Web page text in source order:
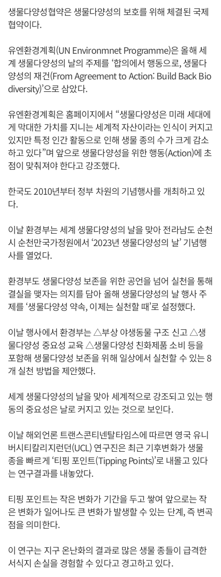
생물다양성협약은 생물다양성의 보호를 위해 체결된 국제
협약이다.
유엔환경계획(UN Environmnet Programme)은 올해 세
계 생물다양성의 날의 주제를 ‘합의에서 행동으로, 생물다
양성의 재건(From Agreement to Action: Build Back Bio
diversity)’으로 삼았다.
유엔환경계획은 홈페이지에서 “생물다양성은 미래 세대에
게 막대한 가치를 지니는 세계적 자산이라는 인식이 커지고
있지만 특정 인간 활동으로 인해 생물 종의 수가 크게 감소
하고 있다”며 앞으로 생물다양성을 위한 행동(Action)에 초
점이 맞춰져야 한다고 강조했다.
한국도 2010년부터 정부 차원의 기념행사를 개최하고 있
다.
이날 환경부는 세계 생물다양성의 날을 맞아 전라남도 순천
시 순천만국가정원에서 ‘2023년 생물다양성의 날’ 기념행
사를 열었다.
환경부도 생물다양성 보존을 위한 공언을 넘어 실천을 통해
결실을 맺자는 의지를 담아 올해 생물다양성의 날 행사 주
제를 ‘생물다양성 약속, 이제는 실천할 때’로 설정했다.
이날 행사에서 환경부는 △부상 야생동물 구조 신고 △생
물다양성 중요성 교육 △생물다양성 친화제품 소비 등을
포함해 생물다양성 보존을 위해 일상에서 실천할 수 있는 8
개 실천 방법을 제안했다.
세계 생물다양성의 날을 맞아 세계적으로 강조되고 있는 행
동의 중요성은 날로 커지고 있는 것으로 보인다.
이날 해외언론 트랜스콘티넨탈타임스에 따르면 영국 유니
버시티칼리지런던(UCL) 연구진은 최근 기후변화가 생물
종을 빠르게 ‘티핑 포인트(Tipping Points)’로 내몰고 있다
는 연구결과를 내놓았다.
티핑 포인트는 작은 변화가 기간을 두고 쌓여 앞으로는 작
은 변화가 일어나도 큰 변화가 발생할 수 있는 단계, 즉 변곡
점을 의미한다.
이 연구는 지구 온난화의 결과로 많은 생물 종들이 급격한
서식지 손실을 경험할 수 있다고 경고하고 있다.